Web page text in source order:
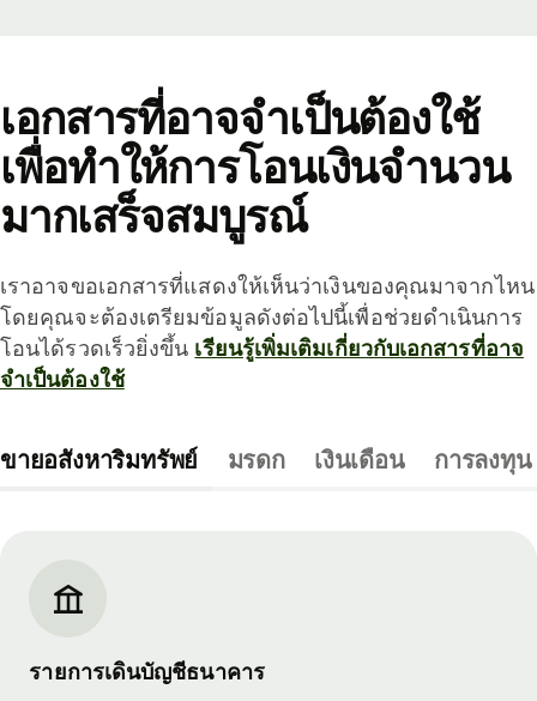
เอกสารที่อาจจำเป็นต้องใช้
เพื่อทำให้การโอนเงินจำนวน
มากเสร็จสมบูรณ์
เราอาจขอเอกสารที่แสดงให้เห็นว่าเงินของคุณมาจากไหน
โดยคุณจะต้องเตรียมข้อมูลดังต่อไปนี้เพื่อช่วยดำเนินการ
โอนได้รวดเร็วยิ่งขึ้น เรียนรู้เพิ่มเติมเกี่ยวกับเอกสารที่อาจ
จำเป็นต้องใช้
ขายอสังหาริมทรัพย์ มรดก เงินเดือน การลงทุน
รายการเดินบัญชีธนาคาร